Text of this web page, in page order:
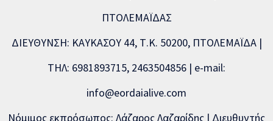
ΠΤΟΛΕΜΑΪΔΑΣ
ΔΙΕΥΘΥΝΣΗ: ΚΑΥΚΑΣΟΥ 44, Τ.Κ. 50200, ΠΤΟΛΕΜΑΪΔΑ |
ΤΗΛ: 6981893715, 2463504856 | e-mail:
info@eordaialive.com
Νόμιμος εκπρόσωπος: Λάζαρος Λαζαρίδης | Διευθυντής